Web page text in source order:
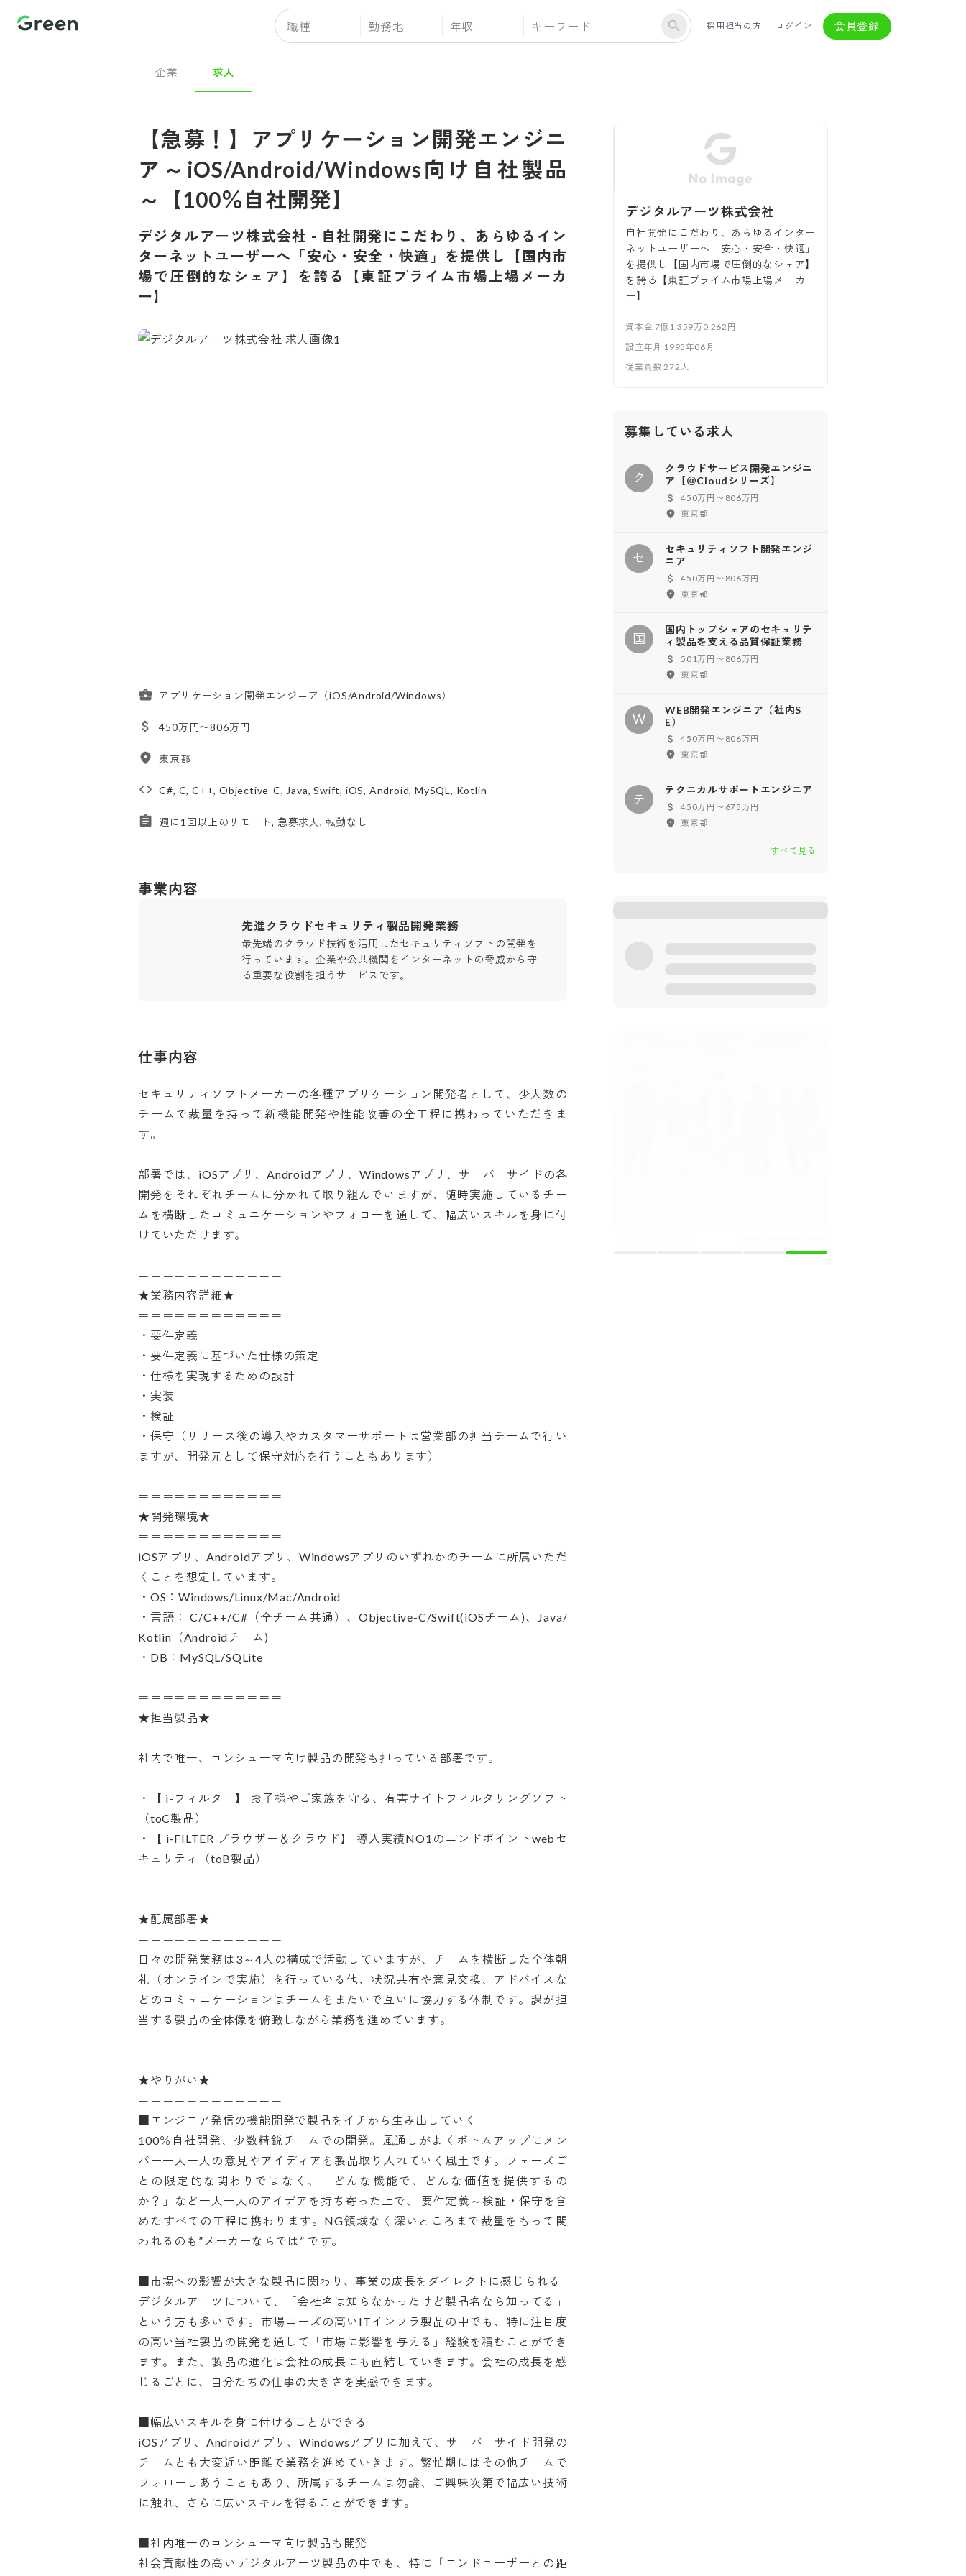
職種 勤務地 年収 採用担当の方 ログイン 会員登録
企業 求人
【急募！】アプリケーション開発エンジニ
ア～iOS/Android/Windows向け自社製品
～【100％自社開発】
デジタルアーツ株式会社 - 自社開発にこだわり、あらゆるイン
ターネットユーザーへ「安心・安全・快適」を提供し【国内市
場で圧倒的なシェア】を誇る【東証プライム市場上場メーカ
ー】
アプリケーション開発エンジニア（iOS/Android/Windows）
450万円〜806万円
東京都
C#, C, C++, Objective-C, Java, Swift, iOS, Android, MySQL, Kotlin
週に1回以上のリモート, 急募求人, 転勤なし
事業内容
先進クラウドセキュリティ製品開発業務
最先端のクラウド技術を活用したセキュリティソフトの開発を
行っています。企業や公共機関をインターネットの脅威から守
る重要な役割を担うサービスです。
仕事内容
セキュリティソフトメーカーの各種アプリケーション開発者として、少人数の
チームで裁量を持って新機能開発や性能改善の全工程に携わっていただきま
す。
部署では、iOSアプリ、Androidアプリ、Windowsアプリ、サーバーサイドの各
開発をそれぞれチームに分かれて取り組んでいますが、随時実施しているチー
ムを横断したコミュニケーションやフォローを通して、幅広いスキルを身に付
けていただけます。
＝＝＝＝＝＝＝＝＝＝＝＝
★業務内容詳細★
＝＝＝＝＝＝＝＝＝＝＝＝
・要件定義
・要件定義に基づいた仕様の策定
・仕様を実現するための設計
・実装
・検証
・保守（リリース後の導入やカスタマーサポートは営業部の担当チームで行い
ますが、開発元として保守対応を行うこともあります）
＝＝＝＝＝＝＝＝＝＝＝＝
★開発環境★
＝＝＝＝＝＝＝＝＝＝＝＝
iOSアプリ、Androidアプリ、Windowsアプリのいずれかのチームに所属いただ
くことを想定しています。
・OS：Windows/Linux/Mac/Android
・言語： C/C++/C#（全チーム共通）、Objective-C/Swift(iOSチーム)、Java/
Kotlin（Androidチーム)
・DB：MySQL/SQLite
＝＝＝＝＝＝＝＝＝＝＝＝
★担当製品★
＝＝＝＝＝＝＝＝＝＝＝＝
社内で唯一、コンシューマ向け製品の開発も担っている部署です。
・【 i-フィルター】 お子様やご家族を守る、有害サイトフィルタリングソフト
（toC製品）
・【 i-FILTER ブラウザー＆クラウド】 導入実績NO1のエンドポイントwebセ
キュリティ（toB製品）
＝＝＝＝＝＝＝＝＝＝＝＝
★配属部署★
＝＝＝＝＝＝＝＝＝＝＝＝
日々の開発業務は3～4人の構成で活動していますが、チームを横断した全体朝
礼（オンラインで実施）を行っている他、状況共有や意見交換、アドバイスな
どのコミュニケーションはチームをまたいで互いに協力する体制です。課が担
当する製品の全体像を俯瞰しながら業務を進めています。
＝＝＝＝＝＝＝＝＝＝＝＝
★やりがい★
＝＝＝＝＝＝＝＝＝＝＝＝
■エンジニア発信の機能開発で製品をイチから生み出していく
100％自社開発、少数精鋭チームでの開発。風通しがよくボトムアップにメン
バー一人一人の意見やアイディアを製品取り入れていく風土です。フェーズご
との限定的な関わりではなく、「どんな機能で、どんな価値を提供するの
か？」など一人一人のアイデアを持ち寄った上で、 要件定義～検証・保守を含
めたすべての工程に携わります。NG領域なく深いところまで裁量をもって関
われるのも”メーカーならでは” です。
■市場への影響が大きな製品に関わり、事業の成長をダイレクトに感じられる
デジタルアーツについて、「会社名は知らなかったけど製品名なら知ってる」
という方も多いです。市場ニーズの高いITインフラ製品の中でも、特に注目度
の高い当社製品の開発を通して「市場に影響を与える」経験を積むことができ
ます。また、製品の進化は会社の成長にも直結していきます。会社の成長を感
じるごとに、自分たちの仕事の大きさを実感できます。
■幅広いスキルを身に付けることができる
iOSアプリ、Androidアプリ、Windowsアプリに加えて、サーバーサイド開発の
チームとも大変近い距離で業務を進めていきます。繁忙期にはその他チームで
フォローしあうこともあり、所属するチームは勿論、ご興味次第で幅広い技術
に触れ、さらに広いスキルを得ることができます。
■社内唯一のコンシューマ向け製品も開発
社会貢献性の高いデジタルアーツ製品の中でも、特に『エンドユーザーとの距
デジタルアーツ株式会社
自社開発にこだわり、あらゆるインター
ネットユーザーへ「安心・安全・快適」
を提供し【国内市場で圧倒的なシェア】
を誇る【東証プライム市場上場メーカ
ー】
資本金 7億1,359万0,262円
設立年月 1995年06月
従業員数 272 人
募集している求人
ク
クラウドサービス開発エンジニ
ア【＠Cloudシリーズ】
450万円〜806万円
東京都
セ
セキュリティソフト開発エンジ
ニア
450万円〜806万円
東京都
国
国内トップシェアのセキュリテ
ィ製品を支える品質保証業務
501万円〜806万円
東京都
W
WEB開発エンジニア（社内S
E）
450万円〜806万円
東京都
テ
テクニカルサポートエンジニア
450万円〜675万円
東京都
すべて見る